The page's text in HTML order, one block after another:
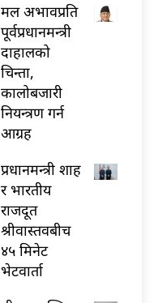
मल अभावप्रति
पूर्वप्रधानमन्त्री
दाहालको
चिन्ता,
कालोबजारी
नियन्त्रण गर्न
आग्रह
प्रधानमन्त्री शाह
र भारतीय
राजदूत
श्रीवास्तवबीच
४५ मिनेट
भेटवार्ता